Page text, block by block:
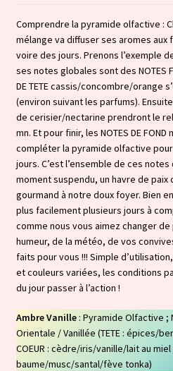
Comprendre la pyramide olfactive :
mélange va diffuser ses aromes
voire des jours. Prenons l’exemple
ses notes globales sont des NOTES
DE TETE cassis/concombre/orange
(environ suivant les parfums).
de cerisier/nectarine prendront le
mn. Et pour finir, les NOTES DE
compléter la pyramide olfactive
jours. C’est l’ensemble de ces
moment suspendu, un havre de
gourmand à notre doux foyer. Bien
plus facilement plusieurs jours à
comme nous vous aimez changer
humeur, de la météo, de vos
faits pour vous !!! Simple
et couleurs variées, les conditions
du jour passer à l’action !
Ambre Vanille: Pyramide Olfactive ;
Orientale / Vanillée (TETE : épices/
COEUR : cèdre/iris/vanille/lait au miel
baume/musc/santal/fève tonka)